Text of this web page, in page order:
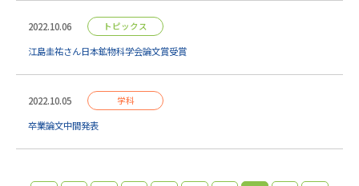
2022.10.06 トピックス
江島圭祐さん日本鉱物科学会論文賞受賞
2022.10.05 学科
卒業論文中間発表